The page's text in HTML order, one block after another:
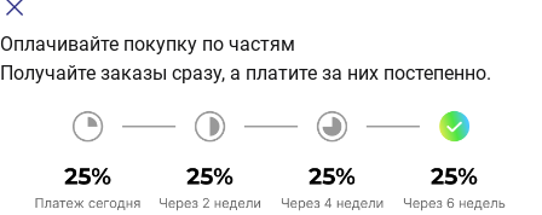
Оплачивайте покупку по частям
Получайте заказы сразу, а платите за них постепенно.